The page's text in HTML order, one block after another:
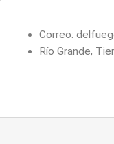
Correo:
Río Grande,